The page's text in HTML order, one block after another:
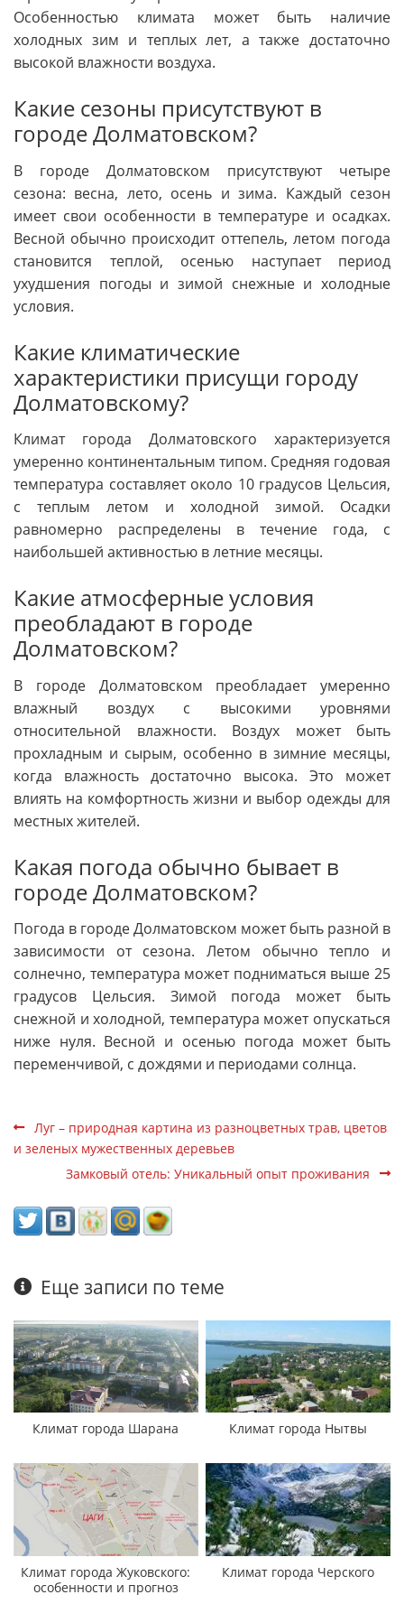
Особенностью климата может быть наличие
холодных зим и теплых лет, а также достаточно
высокой влажности воздуха.
Какие сезоны присутствуют в
городе Долматовском?
В городе Долматовском присутствуют четыре
сезона: весна, лето, осень и зима. Каждый сезон
имеет свои особенности в температуре и осадках.
Весной обычно происходит оттепель, летом погода
становится теплой, осенью наступает период
ухудшения погоды и зимой снежные и холодные
условия.
Какие климатические
характеристики присущи городу
Долматовскому?
Климат города Долматовского характеризуется
умеренно континентальным типом. Средняя годовая
температура составляет около 10 градусов Цельсия,
с теплым летом и холодной зимой. Осадки
равномерно распределены в течение года, с
наибольшей активностью в летние месяцы.
Какие атмосферные условия
преобладают в городе
Долматовском?
В городе Долматовском преобладает умеренно
влажный воздух с высокими уровнями
относительной влажности. Воздух может быть
прохладным и сырым, особенно в зимние месяцы,
когда влажность достаточно высока. Это может
влиять на комфортность жизни и выбор одежды для
местных жителей.
Какая погода обычно бывает в
городе Долматовском?
Погода в городе Долматовском может быть разной в
зависимости от сезона. Летом обычно тепло и
солнечно, температура может подниматься выше 25
градусов Цельсия. Зимой погода может быть
снежной и холодной, температура может опускаться
ниже нуля. Весной и осенью погода может быть
переменчивой, с дождями и периодами солнца.
Луг – природная картина из разноцветных трав, цветов
и зеленых мужественных деревьев
Замковый отель: Уникальный опыт проживания
Еще записи по теме
Климат города Шарана Климат города Нытвы
Климат города Жуковского:
особенности и прогноз
Климат города Черского